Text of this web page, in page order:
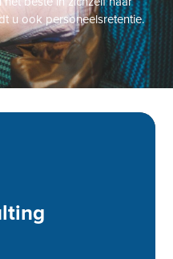
u ook personeelsretentie.